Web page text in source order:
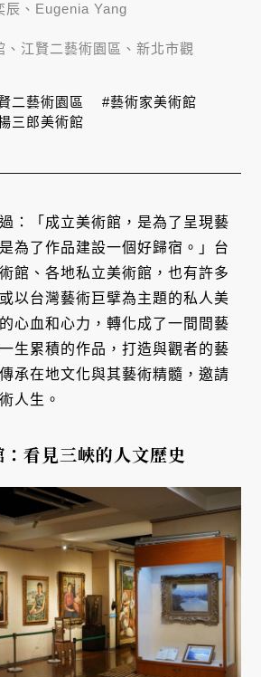
：「成立美術館，是為了呈現藝
為了作品建設一個好歸宿。」台
館、各地私立美術館，也有許多
以台灣藝術巨擘為主題的私人美
心血和心力，轉化成了一間間藝
生累積的作品，打造與觀者的藝
承在地文化與其藝術精髓，邀請
人生。
看見三峽的人文歷史
辰、Eugenia Yang
、江賢二藝術園區、新北市觀
二藝術園區
#藝術家美術館
三郎美術館